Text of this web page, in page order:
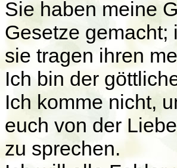
Sie haben meine
Gesetze
sie tragen ihren
Ich bin der
Ich komme nicht,
euch von der
zu sprechen.